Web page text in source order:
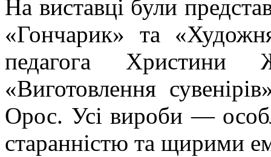
На виставці були
«Гончарик» та
педагога Христини
«Виготовлення
Орос. Усі вироби —
старанністю та щирими